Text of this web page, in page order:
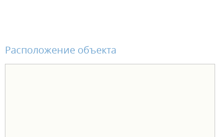
Расположение объекта